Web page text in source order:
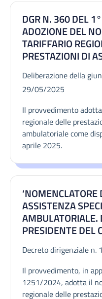
DGR N. 360 DEL
ADOZIONE DEL
TARIFFARIO
PRESTAZIONI DI
AL DECRETO DEL
CONSIGLIO DEI
GENNAIO 2017
ESSENZIALI DI
ALL'ART. 1,
LEGISLATIVO 30
Deliberazione della
29/05/2025
Il provvedimento
regionale delle
ambulatoriale come
aprile 2025.
ASSISTENZA
AMBULATORIALE.
PRESIDENTE DEL
“DEFINIZIONE E
LIVELLI
CUI ALL’ART. 1,
LEGISLATIVO 30
Decreto dirigenziale
Il provvedimento, in
1251/2024, adotta il
regionale delle